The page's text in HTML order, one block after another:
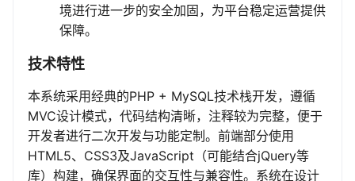
境进行进一步的安全加固，为平台稳定运营提供
保障。
技术特性
本系统采用经典的PHP + MySQL技术栈开发，遵循
MVC设计模式，代码结构清晰，注释较为完整，便于
开发者进行二次开发与功能定制。前端部分使用
HTML5、CSS3及JavaScript（可能结合jQuery等
库）构建，确保界面的交互性与兼容性。系统在设计